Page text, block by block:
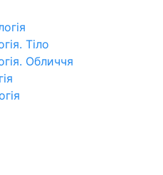
Тіло
Обличчя